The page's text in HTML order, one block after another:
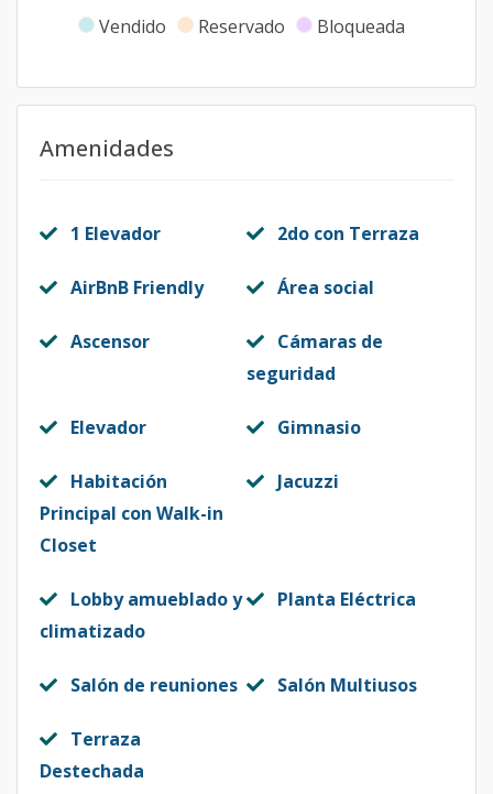
Vendido Reservado Bloqueada
Amenidades
1 Elevador 2do con Terraza
AirBnB Friendly Área social
Ascensor
Cámaras de
seguridad
Elevador Gimnasio
Habitación
Principal con Walk-in
Closet
Jacuzzi
Lobby amueblado y
climatizado
Planta Eléctrica
Salón de reuniones Salón Multiusos
Terraza
Destechada